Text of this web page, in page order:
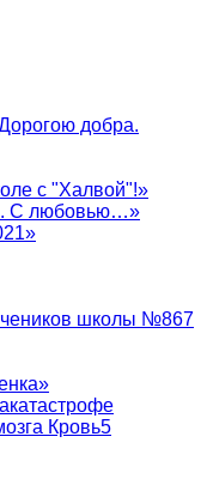
добра.
с "Халвой"!»
С любовью…»
школы №867
Кровь5